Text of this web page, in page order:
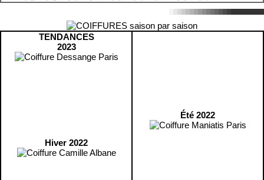
TENDANCES
2023
Hiver 2022
Été 2022